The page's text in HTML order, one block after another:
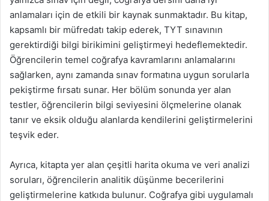
anlamaları için de etkili bir kaynak sunmaktadır. Bu kitap,
kapsamlı bir müfredatı takip ederek, TYT sınavının
gerektirdiği bilgi birikimini geliştirmeyi hedeflemektedir.
Öğrencilerin temel coğrafya kavramlarını anlamalarını
sağlarken, aynı zamanda sınav formatına uygun sorularla
pekiştirme fırsatı sunar. Her bölüm sonunda yer alan
testler, öğrencilerin bilgi seviyesini ölçmelerine olanak
tanır ve eksik olduğu alanlarda kendilerini geliştirmelerini
teşvik eder.
Ayrıca, kitapta yer alan çeşitli harita okuma ve veri analizi
soruları, öğrencilerin analitik düşünme becerilerini
geliştirmelerine katkıda bulunur. Coğrafya gibi uygulamalı